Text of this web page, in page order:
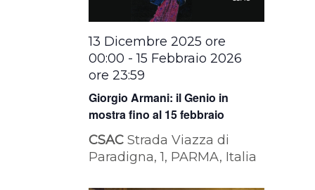
Giorgio Armani: il Genio in
mostra fino al 15 febbraio
13 Dicembre 2025 ore
00:00 -15 Febbraio 2026
ore 23:59
CSACStrada Viazza di
Paradigna, 1, PARMA, Italia